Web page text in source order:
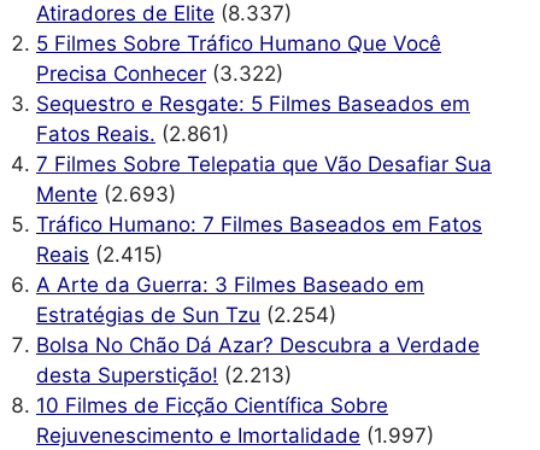
Atiradores de Elite (8.337)
5 Filmes Sobre Tráfico Humano Que Você
Precisa Conhecer (3.322)
Sequestro e Resgate: 5 Filmes Baseados em
Fatos Reais. (2.861)
7 Filmes Sobre Telepatia que Vão Desafiar Sua
Mente (2.693)
Tráfico Humano: 7 Filmes Baseados em Fatos
Reais (2.415)
A Arte da Guerra: 3 Filmes Baseado em
Estratégias de Sun Tzu (2.254)
Bolsa No Chão Dá Azar? Descubra a Verdade
desta Superstição! (2.213)
10 Filmes de Ficção Científica Sobre
Rejuvenescimento e Imortalidade (1.997)